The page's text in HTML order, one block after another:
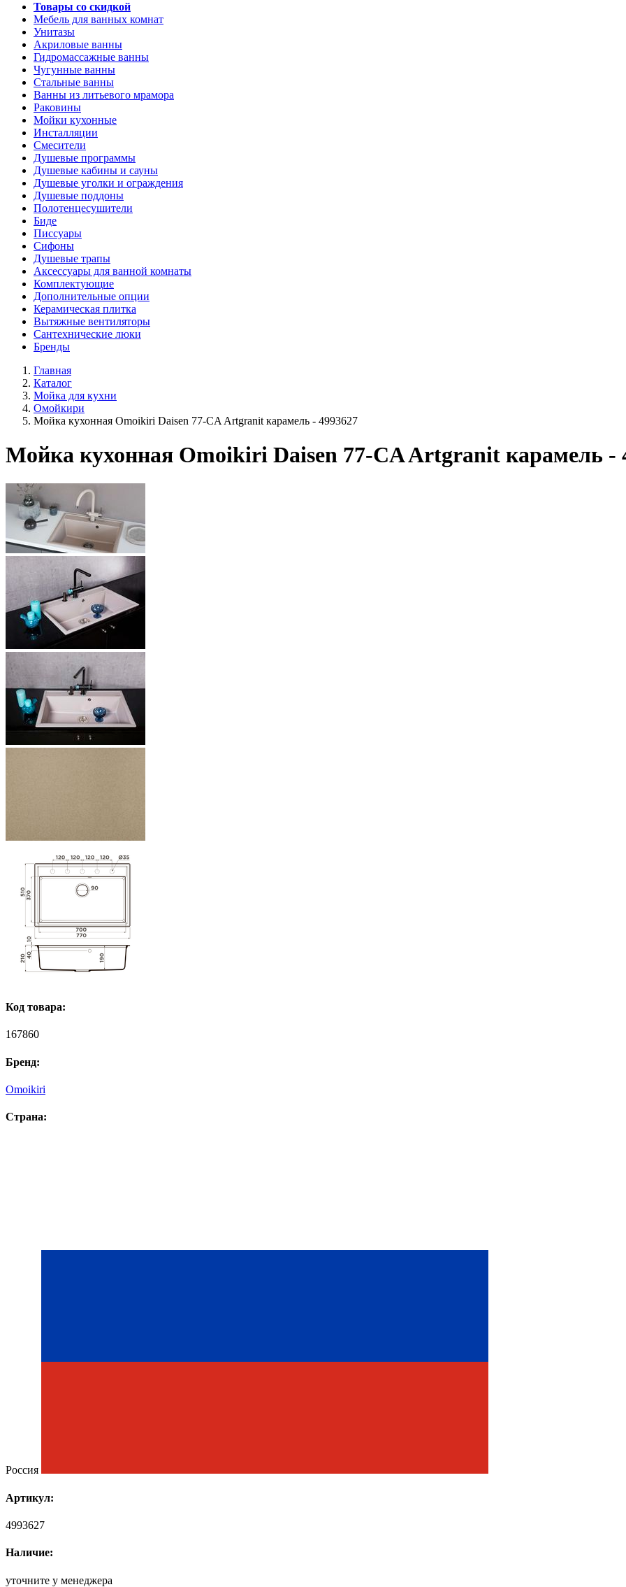
Товары со скидкой
Мебель для ванных комнат
Унитазы
Акриловые ванны
Гидромассажные ванны
Чугунные ванны
Стальные ванны
Ванны из литьевого мрамора
Раковины
Мойки кухонные
Инсталляции
Смесители
Душевые программы
Душевые кабины и сауны
Душевые уголки и ограждения
Душевые поддоны
Полотенцесушители
Биде
Писсуары
Сифоны
Душевые трапы
Аксессуары для ванной комнаты
Комплектующие
Дополнительные опции
Керамическая плитка
Вытяжные вентиляторы
Сантехнические люки
Бренды
Главная
Каталог
Мойка для кухни
Омойкири
Мойка кухонная Omoikiri Daisen 77-CA Artgranit карамель - 4993627
Мойка кухонная Omoikiri Daisen 77-CA Artgranit карамель -
Код товара:
167860
Бренд:
Omoikiri
Страна:
Россия
Артикул:
4993627
Наличие:
уточните у менеджера